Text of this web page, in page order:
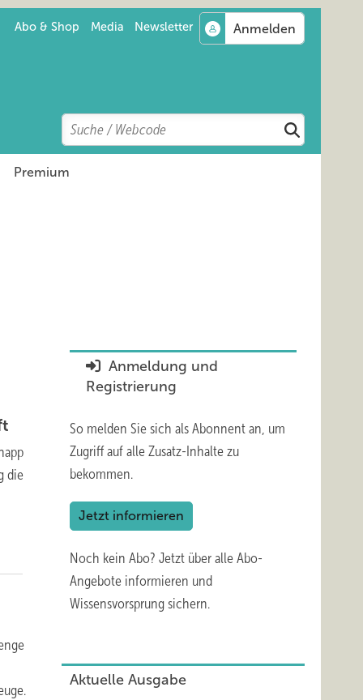
Abo & Shop Media Newsletter
Search
Suchen
Premium
die
Anmeldung und
Registrierung
So melden Sie sich als Abonnent an, um
Zugriff auf alle Zusatz-Inhalte zu
bekommen.
Jetzt informieren
Noch kein Abo? Jetzt über alle Abo-
Angebote informieren und
Wissensvorsprung sichern.
Aktuelle Ausgabe